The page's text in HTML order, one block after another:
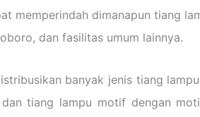
memperindah dimanapun tiang
dan fasilitas umum lainnya.
banyak jenis tiang
tiang lampu motif dengan